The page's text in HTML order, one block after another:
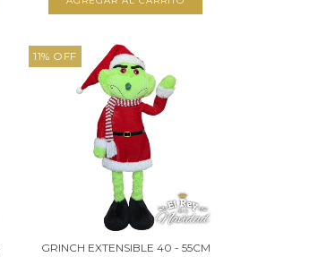
11% OFF
GRINCH EXTENSIBLE 40 - 55CM